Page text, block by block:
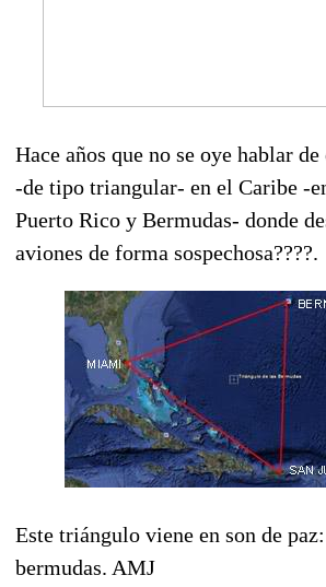
Hace años que no se oye hablar
-de tipo triangular- en el Caribe -
Puerto Rico y Bermudas- donde
aviones de forma sospechosa????.
Este triángulo viene en son de
bermudas. AMJ